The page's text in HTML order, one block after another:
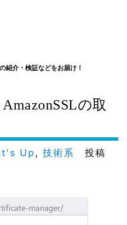
紹介・検証などをお届け！
の取
Up , 技術系 投稿